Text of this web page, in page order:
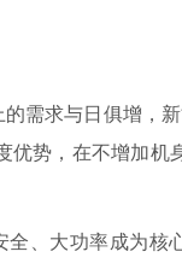
需求与日俱增，
优势，在不增加机
、大功率成为核